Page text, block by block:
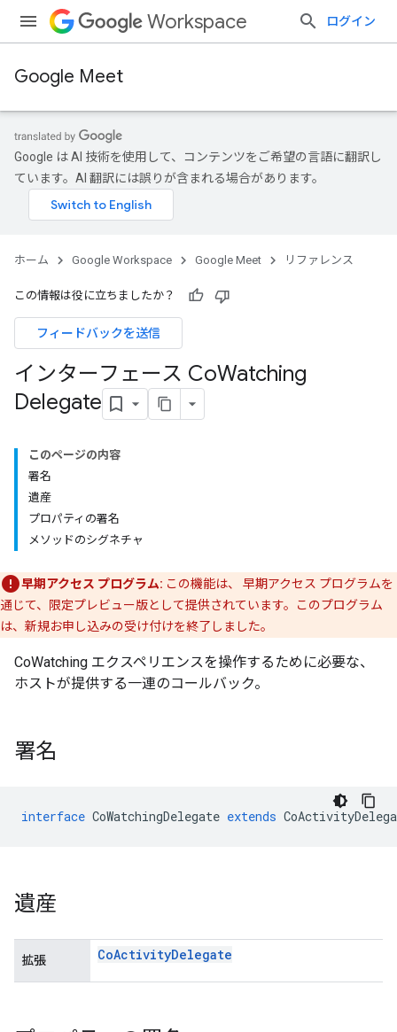
Workspace ログイン
Google Meet
Google は AI 技術を使用して、コンテンツをご希望の言語に翻訳し
ています。AI 翻訳には誤りが含まれる場合があります。
ホーム Google Workspace Google Meet リファレンス
この情報は役に立ちましたか？
フィードバックを送信
インターフェース CoWatching
Delegate
このページの内容
署名
遺産
プロパティの署名
メソッドのシグネチャ
早期アクセス プログラム: この機能は、 早期アクセス プログラムを
通じて、限定プレビュー版として提供されています。このプログラム
は、新規お申し込みの受け付けを終了しました。
CoWatching エクスペリエンスを操作するために必要な、
ホストが提供する一連のコールバック。
署名
interface CoWatchingDelegate extends
遺産
拡張 CoActivityDelegate